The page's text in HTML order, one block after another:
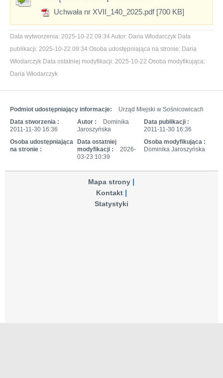
Uchwała nr XVII_140_2025.pdf [700 KB]
Data wytworzenia: 2025-10-22 09:34Autor: Daria Włodarczyk Data
publikacji: 2025-10-22 09:34 Osoba udostępniająca na stronie: Daria
Włodarczyk Data ostatniej modyfikacji: 2025-10-22 Osoba modyfikująca:
Daria Włodarczyk
Podmiot udostępniający informacje:
Urząd Miejski w Sośnicowicach
Data stworzenia :
2011-11-30 16:36
Autor :
Dominika
Jaroszyńska
Data publikacji :
2011-11-30 16:36
Osoba udostępniająca
na stronie :
Data ostatniej
modyfikacji :
2026-
03-23 10:39
Osoba modyfikująca :
Dominika Jaroszyńska
Mapa strony
Kontakt
Statystyki